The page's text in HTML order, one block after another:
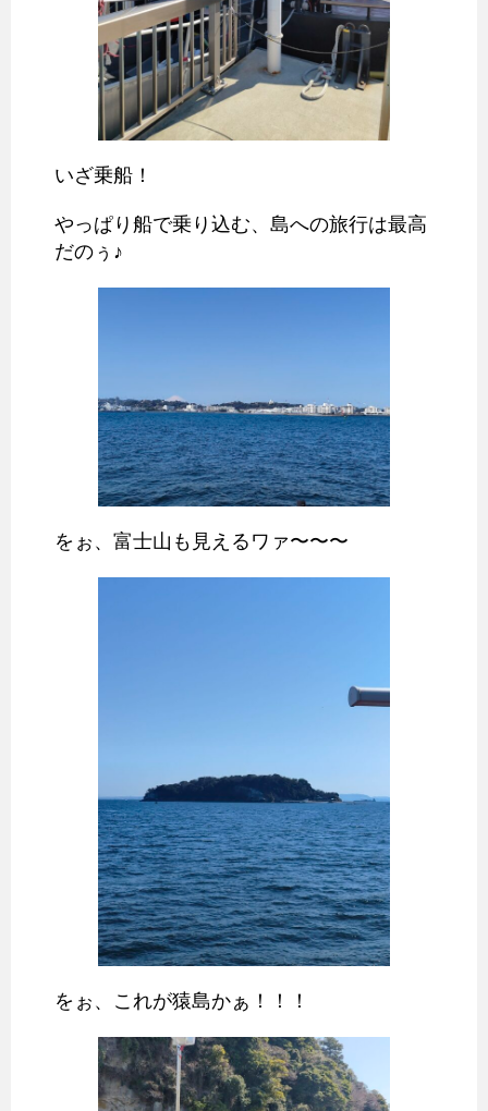
いざ乗船！
やっぱり船で乗り込む、島への旅行は最高
だのぅ♪
をぉ、富士山も見えるワァ〜〜〜
をぉ、これが猿島かぁ！！！